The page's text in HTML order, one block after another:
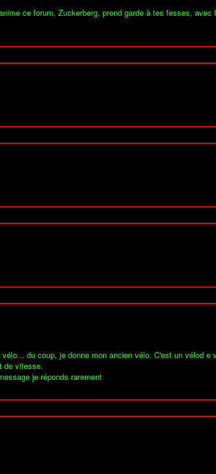
ce forum, Zuckerberg, prend garde à tes fesses,
du coup, je donne mon ancien vélo. C'est un vélod
de vitesse.
je réponds rarement